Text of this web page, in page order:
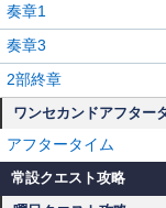
奏章1
奏章3
2部終章
ワンセカンドアフター
アフタータイム
常設クエスト攻略